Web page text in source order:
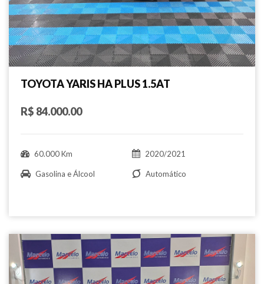
TOYOTA YARIS HA PLUS 1.5AT
R$ 84.000.00
60.000 Km 2020/2021
Gasolina e Álcool Automático